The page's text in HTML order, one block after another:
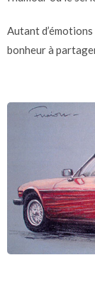
Autant
bonheur à